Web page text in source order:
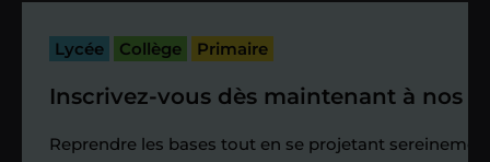
passé.
Étape 4
Lycée Collège Primaire
Inscrivez-vous dès maintenant à nos
Reprendre les bases tout en se projetant